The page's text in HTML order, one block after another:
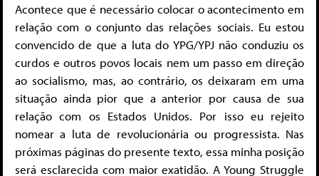
Acontece que é necessário colocar o acontecimento em
relação com o conjunto das relações sociais. Eu estou
convencido de que a luta do YPG/YPJ não conduziu os
curdos e outros povos locais nem um passo em direção
ao socialismo, mas, ao contrário, os deixaram em uma
situação ainda pior que a anterior por causa de sua
relação com os Estados Unidos. Por isso eu rejeito
nomear a luta de revolucionária ou progressista. Nas
próximas páginas do presente texto, essa minha posição
será esclarecida com maior exatidão. A Young Struggle